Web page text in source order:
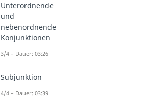
Unterordnende
und
nebenordnende
Konjunktionen
3/4 – Dauer: 03:26
Subjunktion
4/4 – Dauer: 03:39